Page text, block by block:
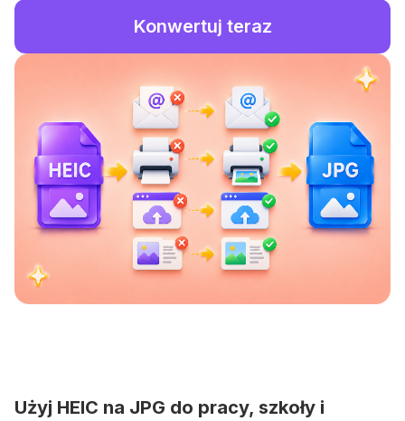
Konwertuj teraz
Użyj HEIC na JPG do pracy, szkoły i